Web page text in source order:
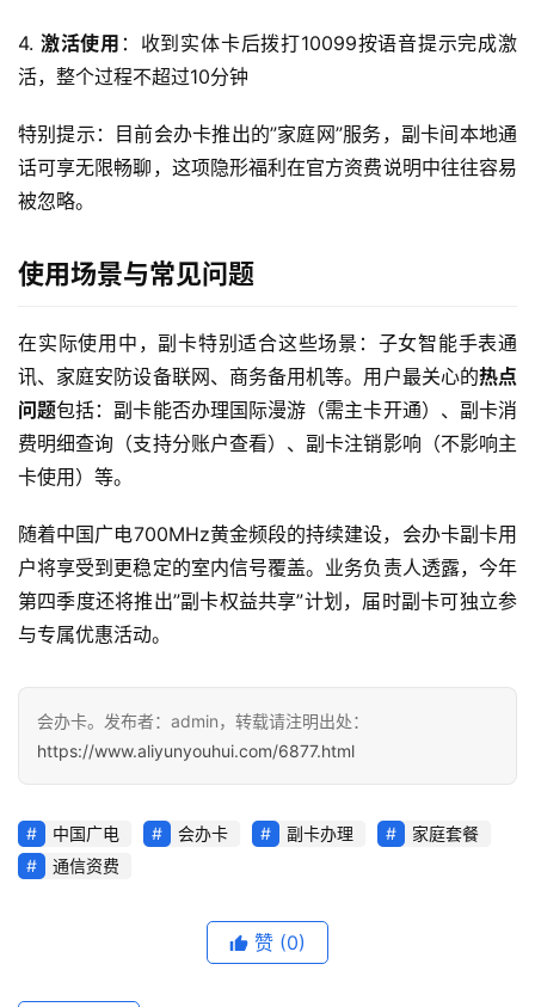
流
量
卡
宽
带
身
i
i
快
讯
更
多
页
面
4. 激活使用 ：收到实体卡后拨打10099按语音提示完成激
活，整个过程不超过10分钟
特别提示：目前会办卡推出的”家庭网”服务，副卡间本地通
话可享无限畅聊，这项隐形福利在官方资费说明中往往容易
被忽略。
使用场景与常见问题
在实际使用中，副卡特别适合这些场景：子女智能手表通
讯、家庭安防设备联网、商务备用机等。用户最关心的热点
问题包括：副卡能否办理国际漫游（需主卡开通）、副卡消
费明细查询（支持分账户查看）、副卡注销影响（不影响主
卡使用）等。
随着中国广电700MHz黄金频段的持续建设，会办卡副卡用
户将享受到更稳定的室内信号覆盖。业务负责人透露，今年
第四季度还将推出”副卡权益共享”计划，届时副卡可独立参
与专属优惠活动。
会办卡。发布者：admin，转载请注明出处：
https://www.aliyunyouhui.com/6877.html
中国广电 会办卡 副卡办理
家庭套餐
通信资费
赞 (0)